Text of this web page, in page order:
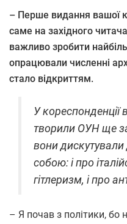
– Перше видання вашої
саме на західного
важливо зробити
опрацювали численні
стало відкриттям.
У кореспонденції
творили ОУН ще
вони дискутували
собою: і про
гітлеризм, і про
– Я почав з політики, бо